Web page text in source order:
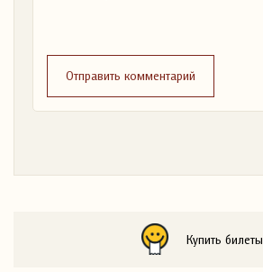
Отправить комментарий
Купить билеты